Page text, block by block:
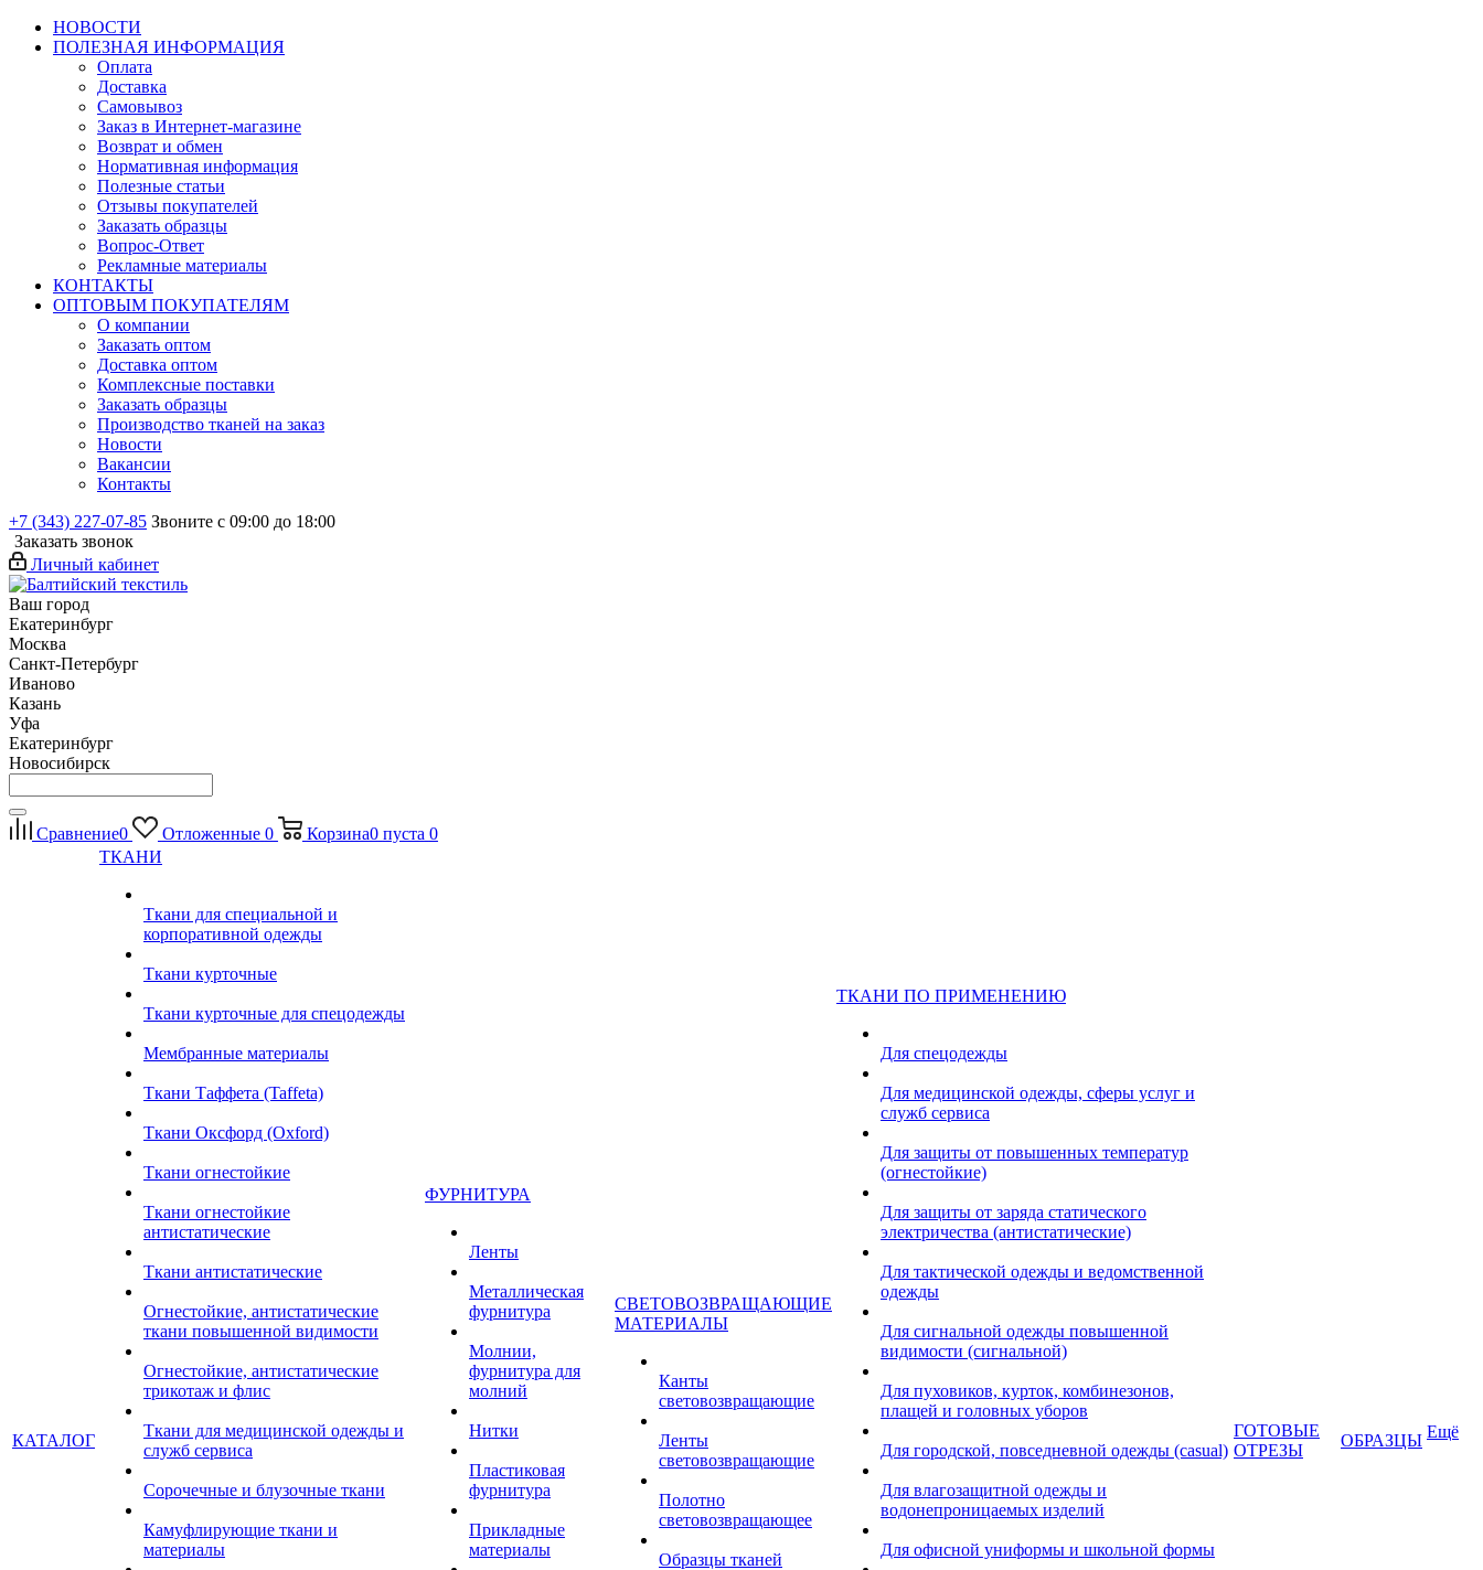
НОВОСТИ
ПОЛЕЗНАЯ ИНФОРМАЦИЯ
Оплата
Доставка
Самовывоз
Заказ в Интернет-магазине
Возврат и обмен
Нормативная информация
Полезные статьи
Отзывы покупателей
Заказать образцы
Вопрос-Ответ
Рекламные материалы
КОНТАКТЫ
ОПТОВЫМ ПОКУПАТЕЛЯМ
О компании
Заказать оптом
Доставка оптом
Комплексные поставки
Заказать образцы
Производство тканей на заказ
Новости
Вакансии
Контакты
+7 (343) 227-07-85 Звоните с 09:00 до 18:00
Заказать звонок
Личный кабинет
Ваш город
Екатеринбург
Москва
Санкт-Петербург
Иваново
Казань
Уфа
Екатеринбург
Новосибирск
Сравнение0 Отложенные 0 Корзина0 пуста 0
КАТАЛОГ
ТКАНИ
Ткани для специальной и
корпоративной одежды
Ткани курточные
Ткани курточные для спецодежды
Мембранные материалы
Ткани Таффета (Taffeta)
Ткани Оксфорд (Oxford)
Ткани огнестойкие
Ткани огнестойкие
антистатические
Ткани антистатические
Огнестойкие, антистатические
ткани повышенной видимости
Огнестойкие, антистатические
трикотаж и флис
Ткани для медицинской одежды и
служб сервиса
Сорочечные и блузочные ткани
Камуфлирующие ткани и
материалы
ФУРНИТУРА
Ленты
Металлическая
фурнитура
Молнии,
фурнитура для
молний
Нитки
Пластиковая
фурнитура
Прикладные
материалы
СВЕТОВОЗВРАЩАЮЩИЕ
МАТЕРИАЛЫ
Канты
световозвращающие
Ленты
световозвращающие
Полотно
световозвращающее
Образцы тканей
ТКАНИ ПО ПРИМЕНЕНИЮ
Для спецодежды
Для медицинской одежды, сферы услуг и
служб сервиса
Для защиты от повышенных температур
(огнестойкие)
Для защиты от заряда статического
электричества (антистатические)
Для тактической одежды и ведомственной
одежды
Для сигнальной одежды повышенной
видимости (сигнальной)
Для пуховиков, курток, комбинезонов,
плащей и головных уборов
Для городской, повседневной одежды (casual)
Для влагозащитной одежды и
водонепроницаемых изделий
Для офисной униформы и школьной формы
ГОТОВЫЕ
ОТРЕЗЫ
ОБРАЗЦЫ Ещё